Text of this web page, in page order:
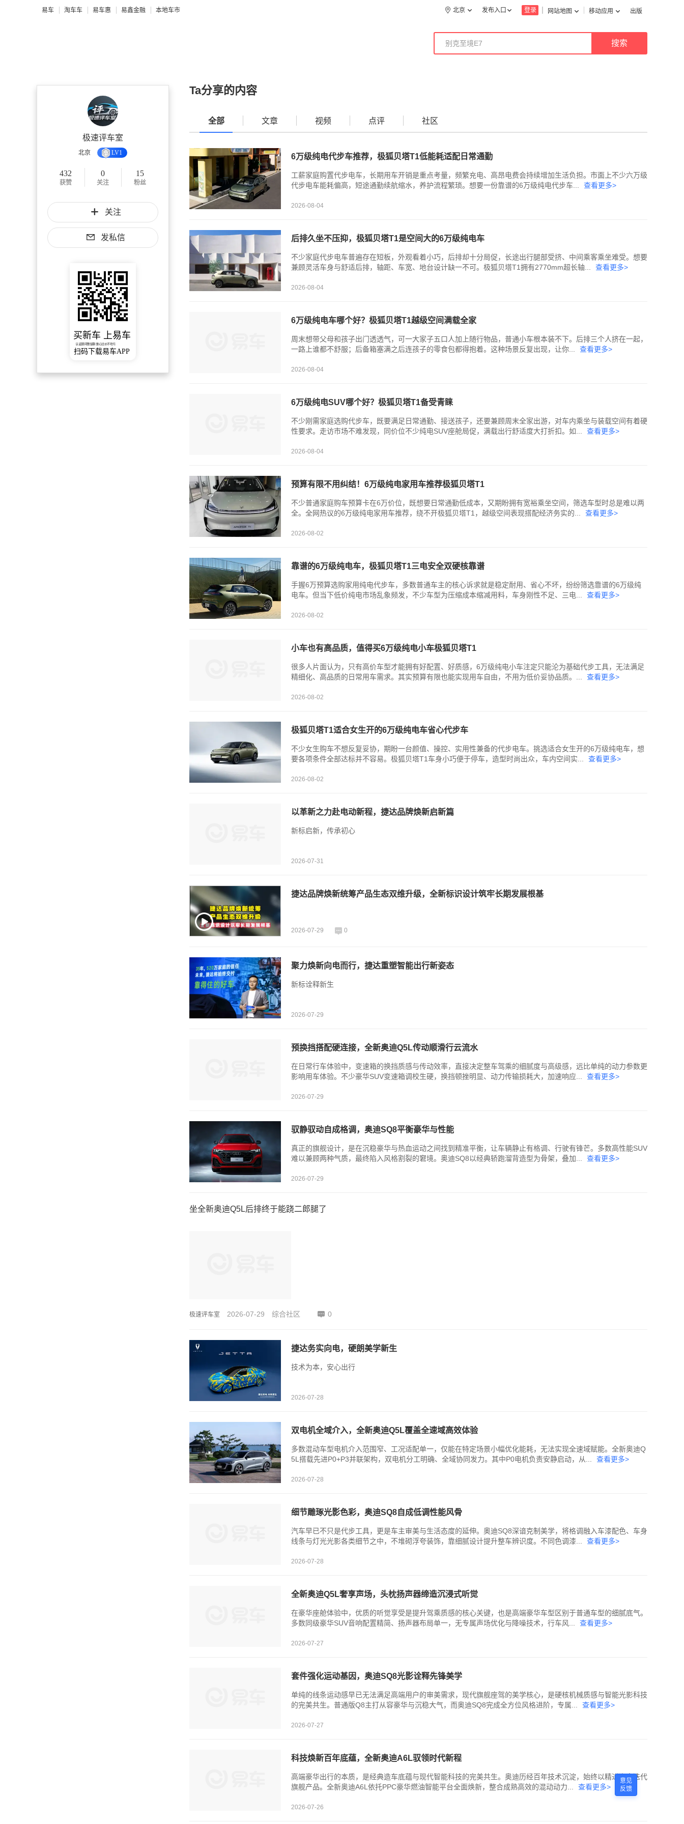
易车 淘车车 易车惠 易鑫金融 本地车市 网站地图 移动应用 出版
登录
发布入口
北京
极速评车室
北京 LV1
432
获赞
0
关注
15
粉丝
关注
发私信
买新车 上易车
认证顾问微信聊 放心比价不吃亏
扫码下载易车APP
Ta分享的内容
全部 文章 视频 点评 社区
6万级纯电代步车推荐，极狐贝塔T1低能耗适配日常通勤
工薪家庭购置代步电车，长期用车开销是重点考量，频繁充电、高昂电费会持续增加生活负担。市面上不少六万级
代步电车能耗偏高，短途通勤续航缩水，养护流程繁琐。想要一份靠谱的6万级纯电代步车...
查看更多>
2026-08-04
后排久坐不压抑，极狐贝塔T1是空间大的6万级纯电车
不少家庭代步电车普遍存在短板，外观看着小巧，后排却十分局促，长途出行腿部受挤、中间乘客乘坐难受。想要
兼顾灵活车身与舒适后排，轴距、车宽、地台设计缺一不可。极狐贝塔T1拥有2770mm超长轴...
查看更多>
2026-08-04
6万级纯电车哪个好？极狐贝塔T1越级空间满载全家
周末想带父母和孩子出门透透气，可一大家子五口人加上随行物品，普通小车根本装不下。后排三个人挤在一起，
一路上谁都不舒服；后备箱塞满之后连孩子的零食包都得抱着。这种场景反复出现，让你...
查看更多>
2026-08-04
6万级纯电SUV哪个好？极狐贝塔T1备受青睐
不少刚需家庭选购代步车，既要满足日常通勤、接送孩子，还要兼顾周末全家出游，对车内乘坐与装载空间有着硬
性要求。走访市场不难发现，同价位不少纯电SUV座舱局促，满载出行舒适度大打折扣。如...
查看更多>
2026-08-04
预算有限不用纠结！6万级纯电家用车推荐极狐贝塔T1
不少普通家庭购车预算卡在6万价位，既想要日常通勤低成本，又期盼拥有宽裕乘坐空间，筛选车型时总是难以两
全。全网热议的6万级纯电家用车推荐，绕不开极狐贝塔T1，越级空间表现搭配经济务实的...
查看更多>
2026-08-02
靠谱的6万级纯电车，极狐贝塔T1三电安全双硬核靠谱
手握6万预算选购家用纯电代步车，多数普通车主的核心诉求就是稳定耐用、省心不坏，纷纷筛选靠谱的6万级纯
电车。但当下低价纯电市场乱象频发，不少车型为压缩成本缩减用料，车身刚性不足、三电...
查看更多>
2026-08-02
小车也有高品质，值得买6万级纯电小车极狐贝塔T1
很多人片面认为，只有高价车型才能拥有好配置、好质感，6万级纯电小车注定只能沦为基础代步工具，无法满足
精细化、高品质的日常用车需求。其实预算有限也能实现用车自由，不用为低价妥协品质。...
查看更多>
2026-08-02
极狐贝塔T1适合女生开的6万级纯电车省心代步车
不少女生购车不想反复妥协，期盼一台颜值、操控、实用性兼备的代步电车。挑选适合女生开的6万级纯电车，想
要各项条件全部达标并不容易。极狐贝塔T1车身小巧便于停车，造型时尚出众，车内空间实...
查看更多>
2026-08-02
以革新之力赴电动新程，捷达品牌焕新启新篇
新标启新，传承初心
2026-07-31
捷达品牌焕新统筹产品生态双维升级，全新标识设计筑牢长期发展根基
2026-07-29 0
聚力焕新向电而行，捷达重塑智能出行新姿态
新标诠释新生
2026-07-29
预换挡搭配硬连接，全新奥迪Q5L传动顺滑行云流水
在日常行车体验中，变速箱的换挡质感与传动效率，直接决定整车驾乘的细腻度与高级感，远比单纯的动力参数更
影响用车体验。不少豪华SUV变速箱调校生硬，换挡顿挫明显、动力传输损耗大，加速响应...
查看更多>
2026-07-29
驭静驭动自成格调，奥迪SQ8平衡豪华与性能
真正的旗舰设计，是在沉稳豪华与热血运动之间找到精准平衡，让车辆静止有格调、行驶有锋芒。多数高性能SUV
难以兼顾两种气质，最终陷入风格割裂的窘境。奥迪SQ8以经典轿跑溜背造型为骨架，叠加...
查看更多>
2026-07-29
坐全新奥迪Q5L后排终于能跷二郎腿了
极速评车室 2026-07-29 综合社区 0
捷达务实向电，硬朗美学新生
技术为本，安心出行
2026-07-28
双电机全域介入，全新奥迪Q5L覆盖全速域高效体验
多数混动车型电机介入范围窄、工况适配单一，仅能在特定场景小幅优化能耗，无法实现全速域赋能。全新奥迪Q
5L搭载先进P0+P3并联架构，双电机分工明确、全域协同发力。其中P0电机负责安静启动，从...
查看更多>
2026-07-28
细节雕琢光影色彩，奥迪SQ8自成低调性能风骨
汽车早已不只是代步工具，更是车主审美与生活态度的延伸。奥迪SQ8深谙克制美学，将格调融入车漆配色、车身
线条与灯光光影各类细节之中，不堆砌浮夸装饰，靠细腻设计提升整车辨识度。不同色调漆...
查看更多>
2026-07-28
全新奥迪Q5L奢享声场，头枕扬声器缔造沉浸式听觉
在豪华座舱体验中，优质的听觉享受是提升驾乘质感的核心关键，也是高端豪华车型区别于普通车型的细腻底气。
多数同级豪华SUV音响配置精简、扬声器布局单一，无专属声场优化与降噪技术，行车风...
查看更多>
2026-07-27
套件强化运动基因，奥迪SQ8光影诠释先锋美学
单纯的线条运动感早已无法满足高端用户的审美需求，现代旗舰座驾的美学核心，是硬核机械质感与智能光影科技
的完美共生。普通版Q8主打从容豪华与沉稳大气，而奥迪SQ8完成全方位风格进阶，专属...
查看更多>
2026-07-27
科技焕新百年底蕴，全新奥迪A6L驭领时代新程
高端豪华出行的本质，是经典造车底蕴与现代智能科技的完美共生。奥迪历经百年技术沉淀，始终以精进姿态迭代
旗舰产品。全新奥迪A6L依托PPC豪华燃油智能平台全面焕新，整合成熟高效的混动动力...
查看更多>
2026-07-26
意见
反馈